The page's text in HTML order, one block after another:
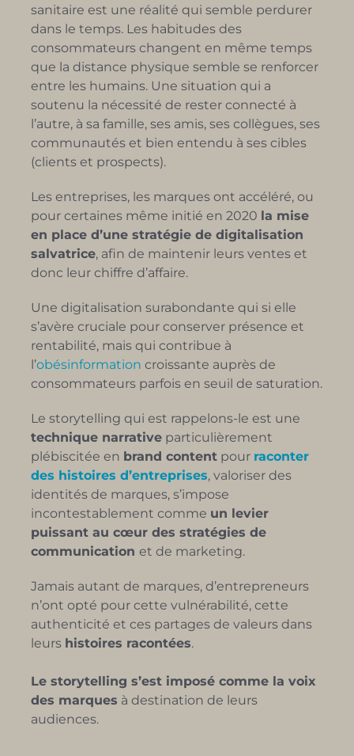
sanitaire est une réalité qui semble perdurer
dans le temps. Les habitudes des
consommateurs changent en même temps
que la distance physique semble se renforcer
entre les humains. Une situation qui a
soutenu la nécessité de rester connecté à
l’autre, à sa famille, ses amis, ses collègues, ses
communautés et bien entendu à ses cibles
(clients et prospects).
Les entreprises, les marques ont accéléré, ou
pour certaines même initié en 2020 la mise
en place d’une stratégie de digitalisation
salvatrice, afin de maintenir leurs ventes et
donc leur chiffre d’affaire.
Une digitalisation surabondante qui si elle
s’avère cruciale pour conserver présence et
rentabilité, mais qui contribue à
l’obésinformation croissante auprès de
consommateurs parfois en seuil de saturation.
Le storytelling qui est rappelons-le est une
technique narrativeparticulièrement
plébiscitée en brand contentpour raconter
des histoires d’entreprises, valoriser des
identités de marques, s’impose
incontestablement comme un levier
puissant au cœur des stratégies de
communication et de marketing.
Jamais autant de marques, d’entrepreneurs
n’ont opté pour cette vulnérabilité, cette
authenticité et ces partages de valeurs dans
leurs histoires racontées.
Le storytelling s’est imposé comme la voix
des marques à destination de leurs
audiences.